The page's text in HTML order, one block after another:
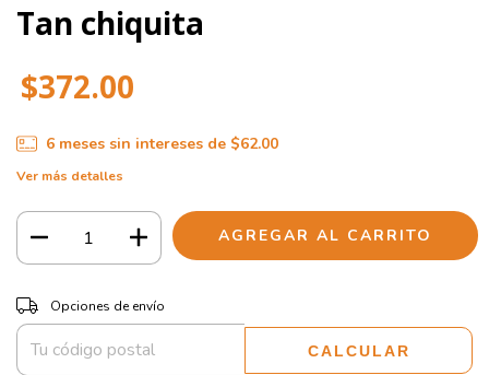
Tan chiquita
$372.00
6 meses sin intereses de $62.00
Ver más detalles
Entregas para el CP:
Opciones de envío
CALCULAR